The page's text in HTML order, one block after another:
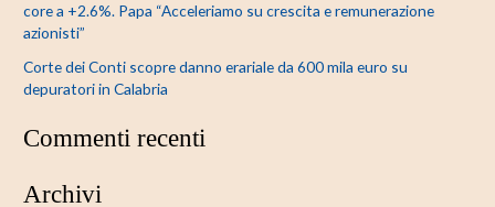
core a +2.6%. Papa “Acceleriamo su crescita e remunerazione
azionisti”
Corte dei Conti scopre danno erariale da 600 mila euro su
depuratori in Calabria
Commenti recenti
Archivi